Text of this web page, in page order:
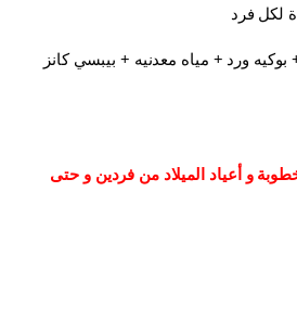
لكل فرد
ورد + مياه معدنيه + بيبسي كانز